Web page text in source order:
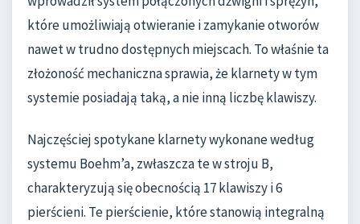
które umożliwiają otwieranie i zamykanie otworów
nawet w trudno dostępnych miejscach. To właśnie ta
złożoność mechaniczna sprawia, że klarnety w tym
systemie posiadają taką, a nie inną liczbę klawiszy.
Najczęściej spotykane klarnety wykonane według
systemu Boehm’a, zwłaszcza te w stroju B,
charakteryzują się obecnością 17 klawiszy i 6
pierścieni. Te pierścienie, które stanowią integralną